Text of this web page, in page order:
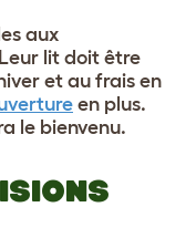
aux
lit doit être
et au frais en
en plus.
le bienvenu.